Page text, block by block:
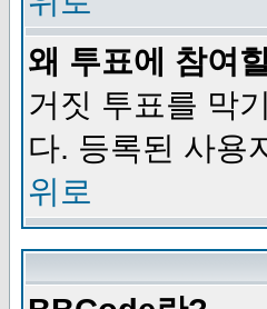
왜 투표에 참여
거짓 투표를 막
다. 등록된 사용
위로